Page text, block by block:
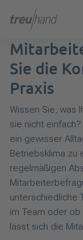
Sie die
Praxis
Wissen Sie, was
sie nicht
ein gewisser
Betriebsklima zu
regelmäßigen
unterschiedliche
im Team oder
lässt sich die